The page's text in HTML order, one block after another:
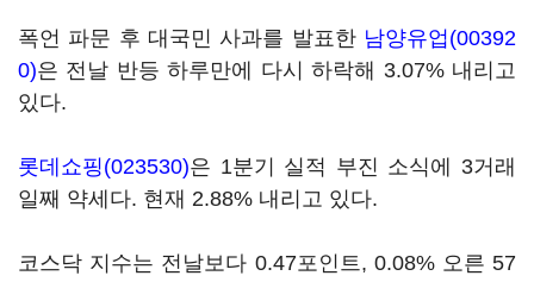
폭언 파문 후 대국민 사과를 발표한 남양유업(00392
0)은 전날 반등 하루만에 다시 하락해 3.07% 내리고
있다.
롯데쇼핑(023530)은 1분기 실적 부진 소식에 3거래
일째 약세다. 현재 2.88% 내리고 있다.
코스닥 지수는 전날보다 0.47포인트, 0.08% 오른 57